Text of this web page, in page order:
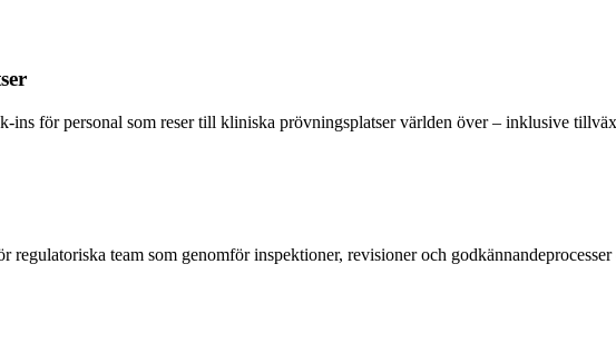
ins för personal som reser till kliniska prövningsplatser världen över – inklusive
regulatoriska team som genomför inspektioner, revisioner och